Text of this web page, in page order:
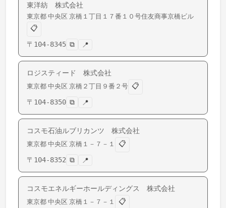
東洋紡 株式会社
東京都 中央区 京橋 １丁目１７番１０号住友商事京橋ビル
📋
〒 104-8345 ⧉ 📍
ロジスティード 株式会社
東京都 中央区 京橋 ２丁目９番２号 📋
〒 104-8350 ⧉ 📍
コスモ石油ルブリカンツ 株式会社
東京都 中央区 京橋 １－７－１
📋
〒 104-8352 ⧉ 📍
コスモエネルギーホールディングス 株式会社
東京都 中央区 京橋 １－７－１
📋